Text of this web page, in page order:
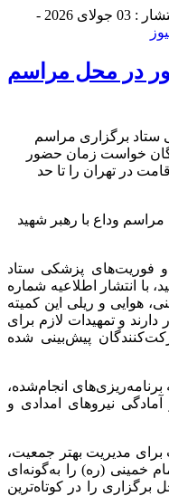
تاریخ انتشار : 03 جولای 2026 -
در محل مراسم
ستاد برگزاری مراسم
خواست زمان حضور
در تهران را تا حد
و فوریت‌های پزشکی ستاد
با انتشار اطلاعیه شماره
هوایی و ریلی این کمیته
و تمهیدات لازم برای
پیش‌بینی شده
انجام‌شده،
آمادگی نیروهای امدادی و
برای مدیریت بهتر جمعیت،
خمینی (ره) را به‌گونه‌ای
برگزاری را در کوتاه‌ترین